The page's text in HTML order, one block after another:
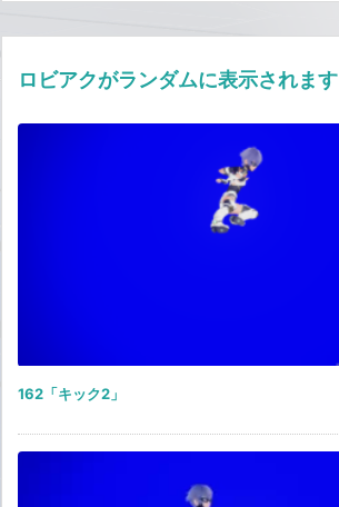
ロビアクがランダムに表示されます
162「キック2」